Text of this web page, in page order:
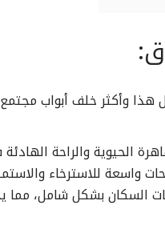
هذا وأكثر خلف أبواب
الحيوية والراحة
للاسترخاء
بشكل شامل، مما